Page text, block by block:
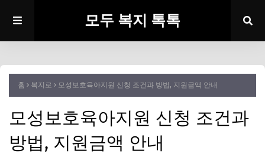
모두 복지 톡톡
홈 복지로 모성보호육아지원 신청 조건과 방법, 지원금액 안내
모성보호육아지원 신청 조건과
방법, 지원금액 안내